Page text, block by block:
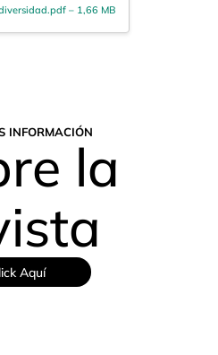
– 1,66 MB
INFORMACIÓN
la
Aquí